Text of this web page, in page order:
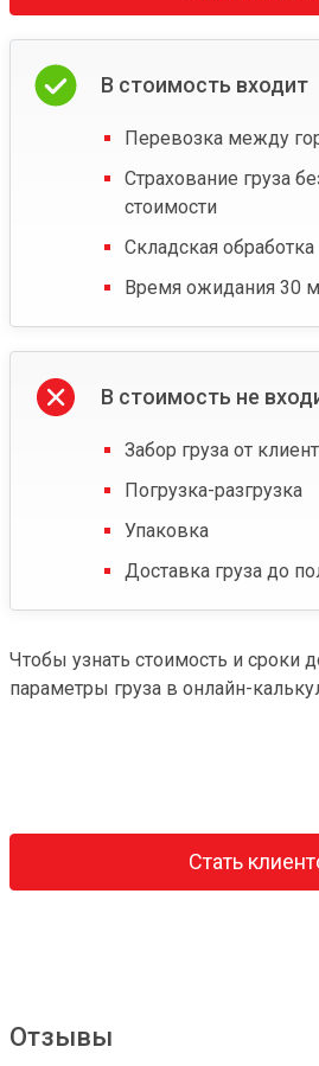
В стоимость входит
Перевозка между
Страхование груза
стоимости
Складская обработка
Время ожидания 30
В стоимость не
Забор груза от
Погрузка-разгрузка
Упаковка
Доставка груза до
Чтобы узнать стоимость и сроки
параметры груза в онлайн-
Стать
Отзывы